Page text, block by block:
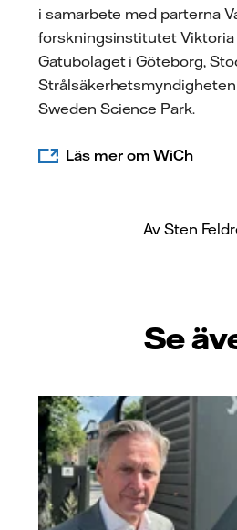
i samarbete med parterna
forskningsinstitutet Viktoria
Gatubolaget i Göteborg,
Sweden Science Park.
Läs mer om WiCh
Av Sten
Se